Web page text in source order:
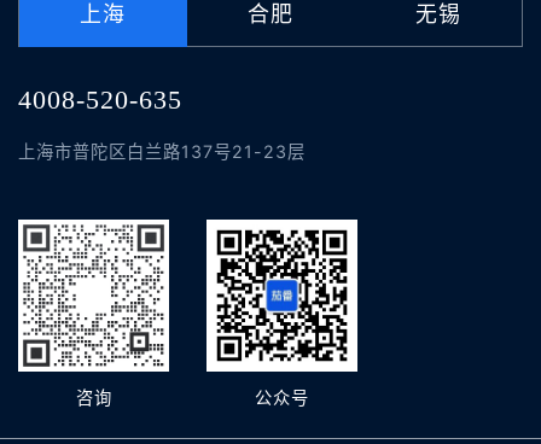
上海 合肥 无锡
4008-520-635
上海市普陀区白兰路137号21-23层
咨询 公众号